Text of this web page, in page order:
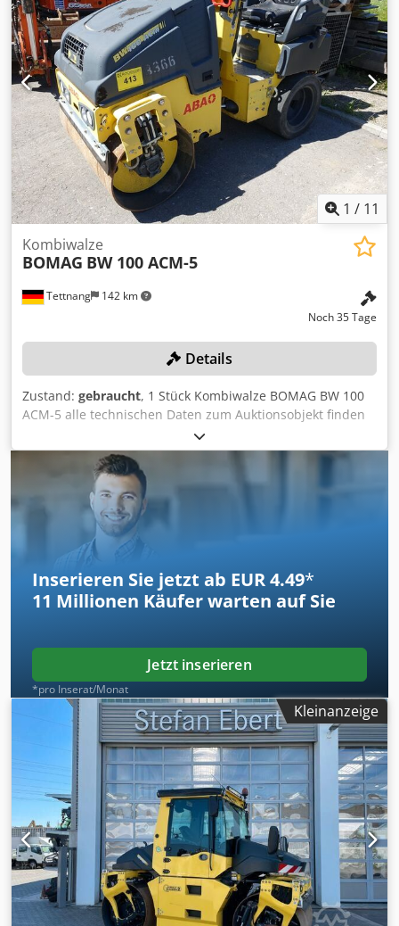
1 / 11
Tettnang 142 km
Kombiwalze
BOMAG BW 100 ACM-5
Noch 35 Tage
Details
Zustand: gebraucht, 1 Stück Kombiwalze BOMAG BW 100
ACM-5 alle technischen Daten zum Auktionsobjekt finden
Sie unter "Dokumente" als PDF als Download! Farbe: wie
abgebildet, gemäß Bildern und Besichtigung Zustand:
gebraucht Cedpfxjzqaycj Adpjha
Inserieren Sie jetzt ab EUR 4.49*
11 Millionen Käufer warten auf Sie
Jetzt inserieren
*pro Inserat/Monat
Kleinanzeige